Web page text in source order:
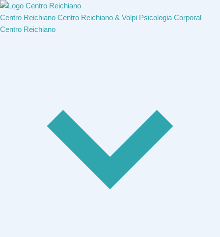
Centro Reichiano Centro Reichiano & Volpi Psicologia Corporal
Centro Reichiano